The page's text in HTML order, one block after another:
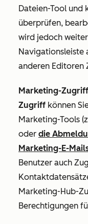
Dateien-Tool und
überprüfen,
wird jedoch
Navigationsleiste
anderen Editoren
Marketing-Zugriff
Zugriff können
Marketing-Tools
oder die
Marketing-E-
Benutzer auch
Marketing-Hub-
Berechtigungen